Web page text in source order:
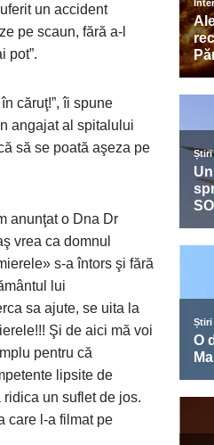
un accident
pe scaun, fără a-l
pot”.
căruţ!”, îi spune
angajat al spitalului
să se poată aşeza pe
anunţat o Dna Dr
vrea ca domnul
s-a întors şi fără
lui
sa ajute, se uita la
Şi de aici mă voi
pentru că
lipsite de
un suflet de jos.
care l-a filmat pe